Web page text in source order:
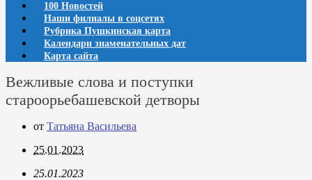
100 Новостей
Наши филиалы в соцсетях
Рубрика Пушкинская карта
Календари знаменательных дат
Карта сайта
Вежливые слова и поступки
староорьебашевской детворы
от Татьяна Васильева
25.01.2023
25.01.2023